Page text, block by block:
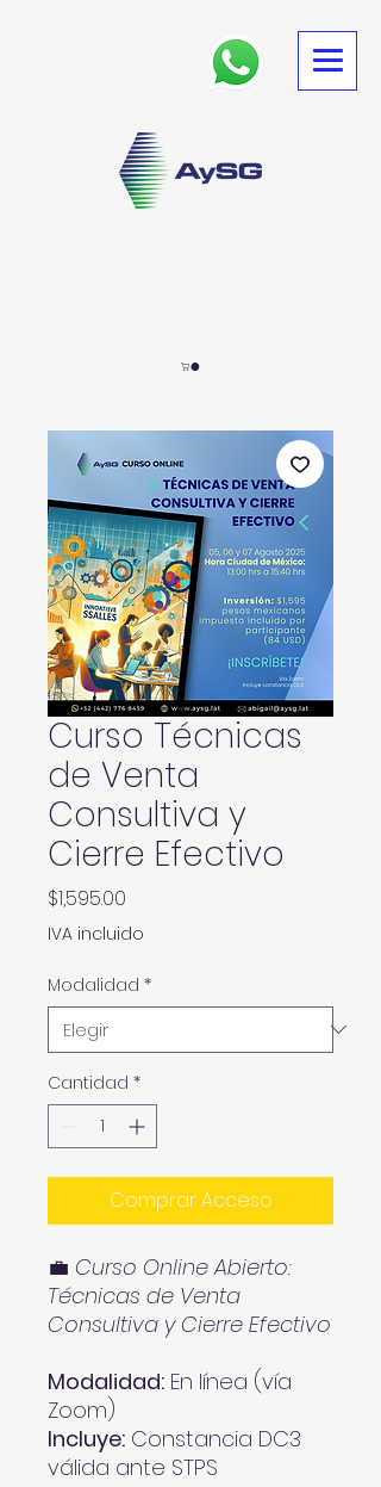
Curso Técnicas
de Venta
Consultiva y
Cierre Efectivo
$1,595.00
IVA incluido
Modalidad *
Cantidad *
Comprar Acceso
💼 Curso Online Abierto:
Técnicas de Venta
Consultiva y Cierre Efectivo
Modalidad: En línea (vía
Zoom)
Incluye: Constancia DC3
válida ante STPS